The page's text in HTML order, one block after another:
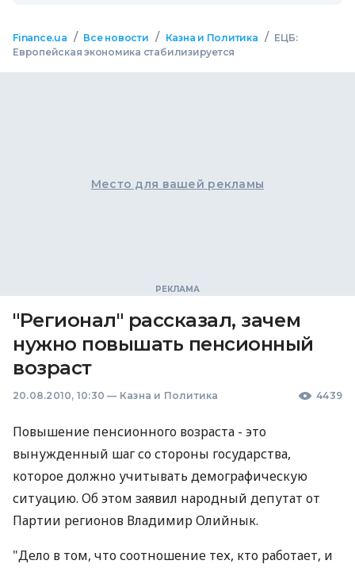
Finance.ua / Все новости / Казна и Политика / ЕЦБ:
Европейская экономика стабилизируется
Место для вашей рекламы
"Регионал" рассказал, зачем
нужно повышать пенсионный
возраст
20.08.2010, 10:30 — Казна и Политика 4439
Повышение пенсионного возраста - это
вынужденный шаг со стороны государства,
которое должно учитывать демографическую
ситуацию. Об этом заявил народный депутат от
Партии регионов Владимир Олийнык.
"Дело в том, что соотношение тех, кто работает, и